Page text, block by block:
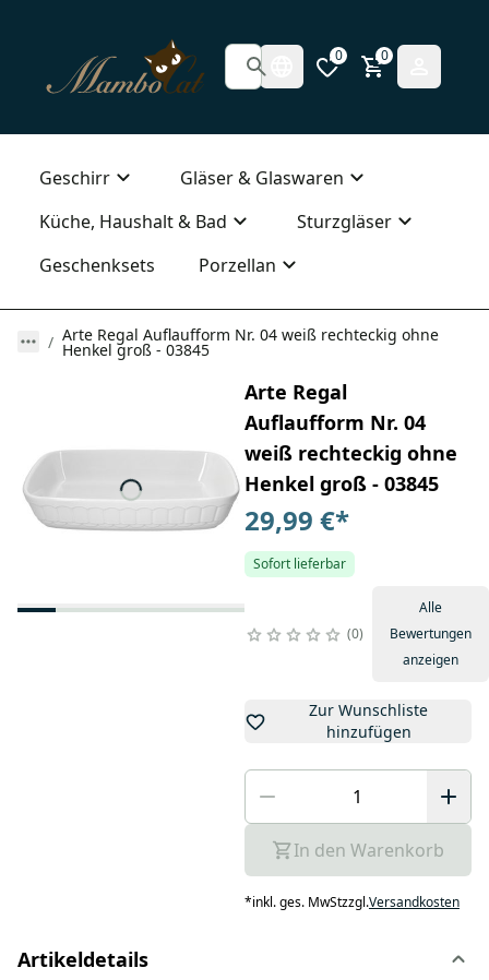
0 0
Geschirr
Gläser & Glaswaren
Küche, Haushalt & Bad
Sturzgläser
Geschenksets
Porzellan
Arte Regal Auflaufform Nr. 04 weiß rechteckig ohne
Henkel groß - 03845
Arte Regal
Auflaufform Nr. 04
weiß rechteckig ohne
Henkel groß - 03845
29,99 €*
Sofort lieferbar
0
Alle
Bewertungen
anzeigen
Zur Wunschliste
hinzufügen
In den Warenkorb
*inkl. ges. MwStzzgl.Versandkosten
Artikeldetails